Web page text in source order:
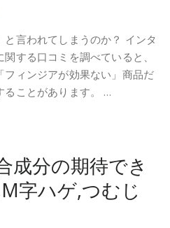
と言われてしまうのか？ インタ
する口コミを調べていると、
ィンジアが効果ない」商品だ
ることがあります。 …
成分の期待でき
字ハゲ,つむじ